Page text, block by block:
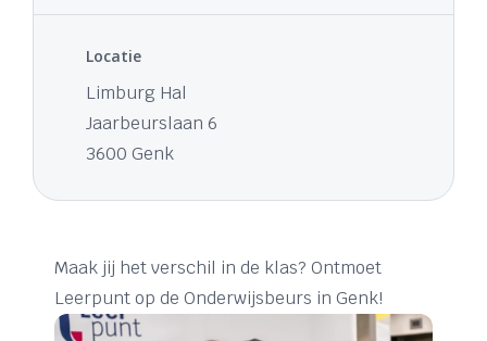
Locatie
Limburg Hal
Jaarbeurslaan 6
3600 Genk
Maak jij het verschil in de klas? Ontmoet
Leerpunt op de Onderwijsbeurs in Genk!